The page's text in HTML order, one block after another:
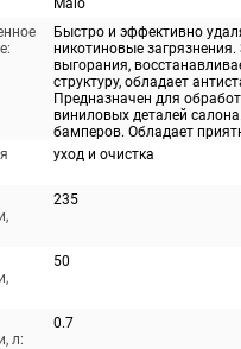
Malo
Быстро и эффективно
никотиновые
выгорания,
структуру, обладает
Предназначен для
виниловых деталей
бамперов. Обладает
уход и очистка
235
50
л:
0.7